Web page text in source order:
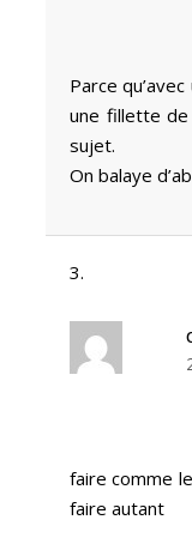
Parce
une fillette
sujet.
On balaye
faire comme
faire autant